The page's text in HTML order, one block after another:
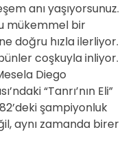
anı yaşıyorsunuz.
mükemmel bir
doğru hızla ilerliyor.
coşkuyla inliyor.
Diego
“Tanrı’nın Eli”
şampiyonluk
aynı zamanda birer